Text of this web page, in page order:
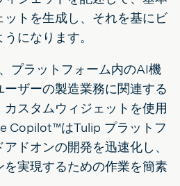
トを生成し、それを基にビ
になります。
プラットフォーム内のAI機
ザーの製造業務に関連する
スタムウィジェットを使用
Copilot™はTulip プラットフ
ドオンの開発を迅速化し、
実現するための作業を簡素